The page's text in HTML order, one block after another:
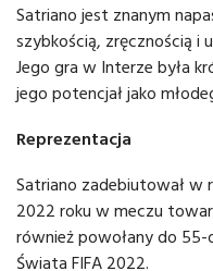
Satriano jest znanym
szybkością, zręcznością i
Jego gra w Interze była
jego potencjał jako
Reprezentacja
Satriano zadebiutował w
2022 roku w meczu
również powołany do
Świata FIFA 2022.